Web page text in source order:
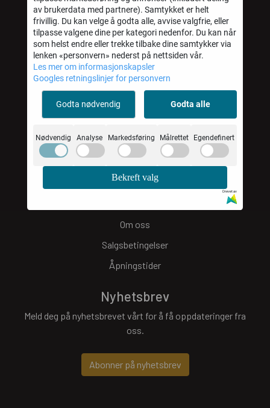
Om oss
Molene AS
Eidsfossveien 58
3095 Eidsfoss
Org. nr. 819335982 MVA Foretaksregisteret
monica@molene.no
Kundeservice
Om oss
Salgsbetingelser
Åpningstider
Nyhetsbrev
Meld deg på nyhetsbrevet vårt for å få oppdateringer fra
oss.
Abonner på nyhetsbrev
av brukerdata med partnere). Samtykket er helt
frivillig. Du kan velge å godta alle, avvise valgfrie, eller
tilpasse valgene dine per kategori nedenfor. Du kan når
som helst endre eller trekke tilbake dine samtykker via
lenken «personvern» nederst på nettsiden vår.
Les mer om informasjonskapsler
Googles retningslinjer for personvern
Godta nødvendig Godta alle
Nødvendig Analyse Markedsføring Målrettet Egendefinert
Bekreft valg
Drevet av